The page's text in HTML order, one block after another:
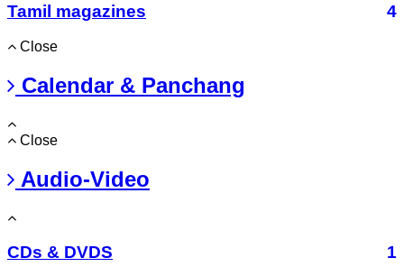
Tamil magazines
4
Close
Calendar & Panchang
Close
Audio-Video
CDs & DVDS 1